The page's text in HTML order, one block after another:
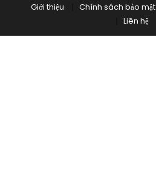
Giới thiệu
Chính sách bảo mật
Liên hệ